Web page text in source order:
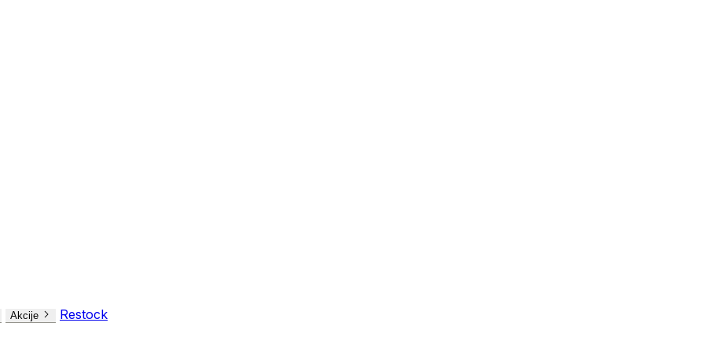
Akcije Restock